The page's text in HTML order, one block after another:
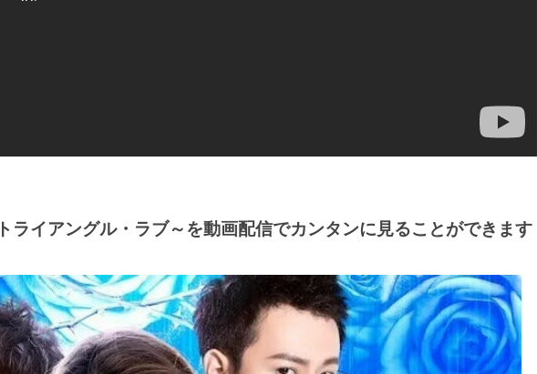
ライアングル・ラブ～を動画配信でカンタンに見ることができます